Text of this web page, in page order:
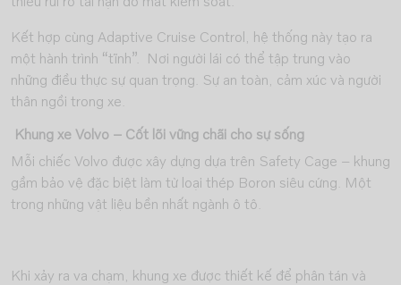
Kết hợp cùng Adaptive Cruise Control, hệ thống này tạo ra
một hành trình “tĩnh”. Nơi người lái có thể tập trung vào
những điều thực sự quan trọng. Sự an toàn, cảm xúc và người
thân ngồi trong xe.
Khung xe Volvo – Cốt lõi vững chãi cho sự sống
Mỗi chiếc Volvo được xây dựng dựa trên Safety Cage – khung
gầm bảo vệ đặc biệt làm từ loại thép Boron siêu cứng. Một
trong những vật liệu bền nhất ngành ô tô.
Khi xảy ra va chạm, khung xe được thiết kế để phân tán và